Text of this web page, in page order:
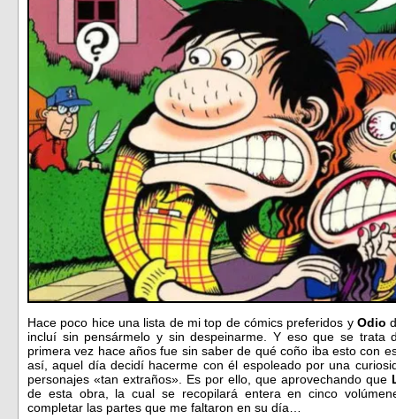
Hace poco hice una lista de mi top de cómics preferidos y Odio
incluí sin pensármelo y sin despeinarme. Y eso que se trata
primera vez hace años fue sin saber de qué coño iba esto con
así, aquel día decidí hacerme con él espoleado por una
personajes «tan extraños». Es por ello, que aprovechando que
de esta obra, la cual se recopilará entera en cinco
completar las partes que me faltaron en su día…